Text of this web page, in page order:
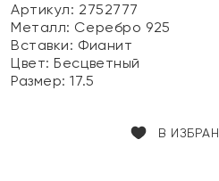
Артикул: 2752777
Металл: Серебро 925
Вставки: Фианит
Цвет:Бесцветный
Размер:17.5
В